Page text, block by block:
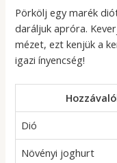
Pörkölj egy marék
daráljuk apróra.
mézet, ezt kenjük a
igazi ínyencség!
Dió
Növényi joghurt